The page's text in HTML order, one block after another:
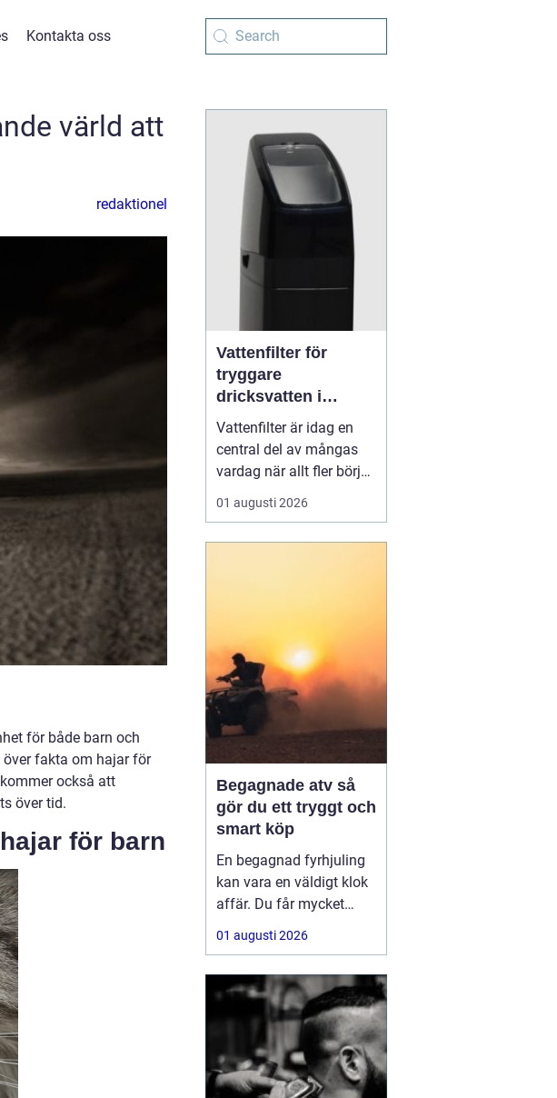
Kontakta oss
värld att
redaktionel
för både barn och
över fakta om hajar för
också att
över tid.
för barn
Vattenfilter för
tryggare
dricksvatten i
vardagen
Vattenfilter är idag en
central del av mångas
vardag när allt fler börjar
fundera på kvaliteten på
vattnet som kommer ur
hårt vat...
01 augusti 2026
Begagnade atv så
gör du ett tryggt och
smart köp
En begagnad fyrhjuling
kan vara en väldigt klok
affär. Du får mycket
funktion för pengarna
och slipper den största
ofta kommer direkt när
en maskin är ny.
Samtidigt kräver ett
andrahandsköp mer
eftertanke. Den som vill
01 augusti 2026